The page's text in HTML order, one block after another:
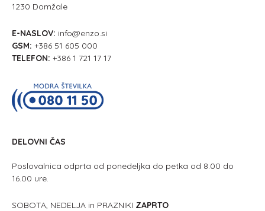
1230 Domžale
E-NASLOV: info@enzo.si
GSM: +386 51 605 000
TELEFON: +386 1 721 17 17
DELOVNI ČAS
Poslovalnica odprta od ponedeljka do petka od 8.00 do
16.00 ure.
SOBOTA, NEDELJA in PRAZNIKI ZAPRTO